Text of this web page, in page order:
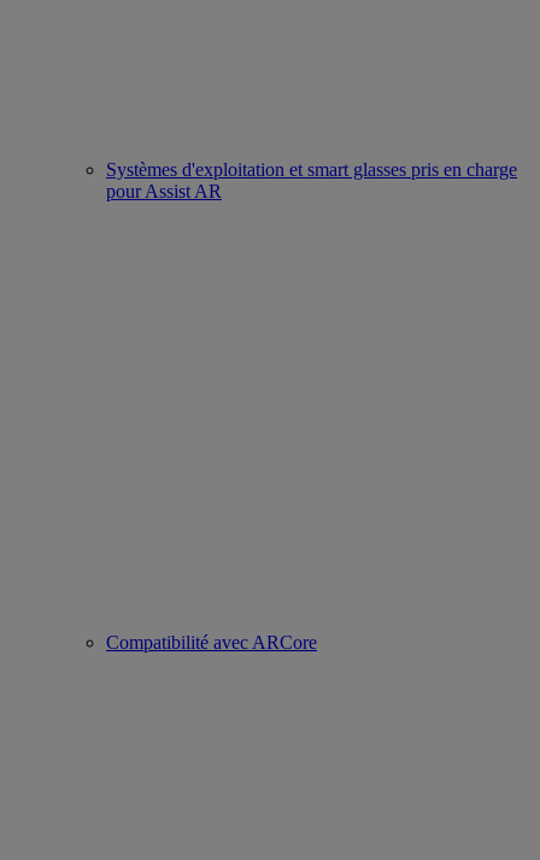
Systèmes d'exploitation et smart glasses pris en charge
pour Assist AR
Compatibilité avec ARCore